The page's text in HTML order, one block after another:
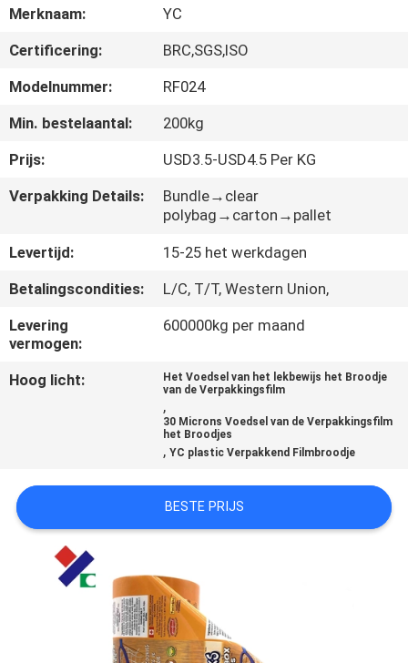
FABRIEKSREIS
KWALITEITSCONTROLE
CONTACTEER
ONS
OM
EEN
CITAAT
SITEMAP
Merknaam:
YC
Certificering:
BRC,SGS,ISO
Modelnummer:
RF024
Min. bestelaantal:
200kg
Prijs:
USD3.5-USD4.5 Per KG
Verpakking Details:
Bundle→clear
polybag→carton→pallet
Levertijd:
15-25 het werkdagen
Betalingscondities:
L/C, T/T, Western Union,
Levering
vermogen:
600000kg per maand
Hoog licht:
Het Voedsel van het lekbewijs het Broodje
van de Verpakkingsfilm
,
30 Microns Voedsel van de Verpakkingsfilm
het Broodjes
,YC plastic Verpakkend Filmbroodje
BESTE PRIJS